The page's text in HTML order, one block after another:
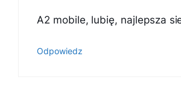
A2 mobile, lubię, najlepsza
Odpowiedz